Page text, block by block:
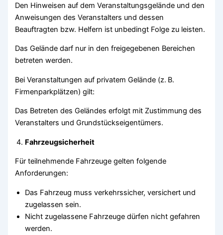
Den Hinweisen auf dem Veranstaltungsgelände und den
Anweisungen des Veranstalters und dessen
Beauftragten bzw. Helfern ist unbedingt Folge zu leisten.
Das Gelände darf nur in den freigegebenen Bereichen
betreten werden.
Bei Veranstaltungen auf privatem Gelände (z. B.
Firmenparkplätzen) gilt:
Das Betreten des Geländes erfolgt mit Zustimmung des
Veranstalters und Grundstückseigentümers.
Fahrzeugsicherheit
Für teilnehmende Fahrzeuge gelten folgende
Anforderungen:
Das Fahrzeug muss verkehrssicher, versichert und
zugelassen sein.
Nicht zugelassene Fahrzeuge dürfen nicht gefahren
werden.